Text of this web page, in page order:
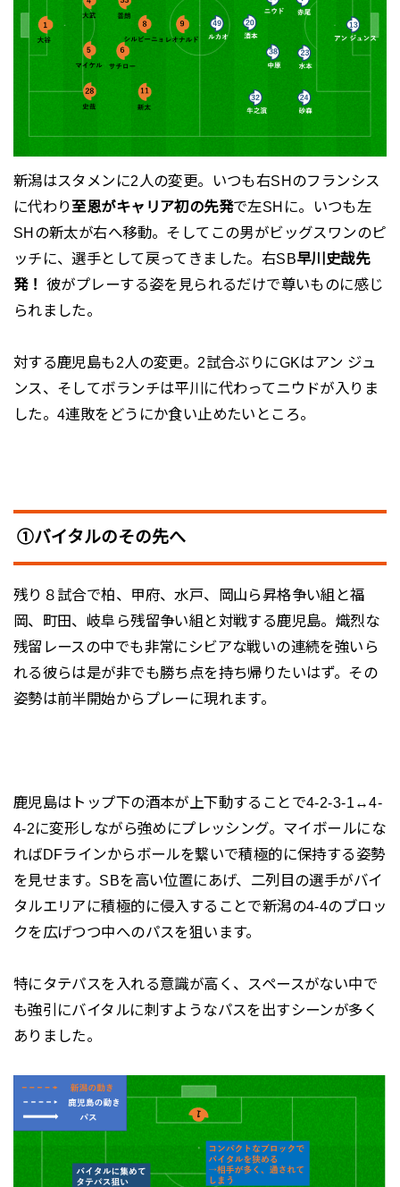
新潟はスタメンに2人の変更。いつも右SHのフランシス
に代わり 至恩がキャリア初の先発で左SHに。いつも左
SHの新太が右へ移動。そしてこの男がビッグスワンのピ
ッチに、選手として戻ってきました。右SB早川史哉先
発！彼がプレーする姿を見られるだけで尊いものに感じ
られました。
対する鹿児島も2人の変更。2試合ぶりにGKはアン ジュ
ンス、そしてボランチは平川に代わってニウドが入りま
した。4連敗をどうにか食い止めたいところ。
①バイタルのその先へ
残り８試合で柏、甲府、水戸、岡山ら昇格争い組と福
岡、町田、岐阜ら残留争い組と対戦する鹿児島。熾烈な
残留レースの中でも非常にシビアな戦いの連続を強いら
れる彼らは是が非でも勝ち点を持ち帰りたいはず。その
姿勢は前半開始からプレーに現れます。
鹿児島はトップ下の酒本が上下動することで4-2-3-1↔4-
4-2に変形しながら強めにプレッシング。マイボールにな
ればDFラインからボールを繋いで積極的に保持する姿勢
を見せます。SBを高い位置にあげ、二列目の選手がバイ
タルエリアに積極的に侵入することで新潟の4-4のブロッ
クを広げつつ中へのパスを狙います。
特にタテパスを入れる意識が高く、スペースがない中で
も強引にバイタルに刺すようなパスを出すシーンが多く
ありました。